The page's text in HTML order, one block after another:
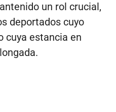
un rol crucial,
deportados cuyo
cuya estancia en